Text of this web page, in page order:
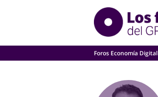
Foros Economía Digital